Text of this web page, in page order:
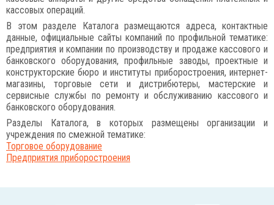
кассовых операций.
В этом разделе Каталога размещаются адреса, контактные
данные, официальные сайты компаний по профильной тематике:
предприятия и компании по производству и продаже кассового и
банковского оборудования, профильные заводы, проектные и
конструкторские бюро и институты приборостроения, интернет-
магазины, торговые сети и дистрибютеры, мастерские и
сервисные службы по ремонту и обслуживанию кассового и
банковского оборудования.
Разделы Каталога, в которых размещены организации и
учреждения по смежной тематике:
Торговое оборудование
Предприятия приборостроения